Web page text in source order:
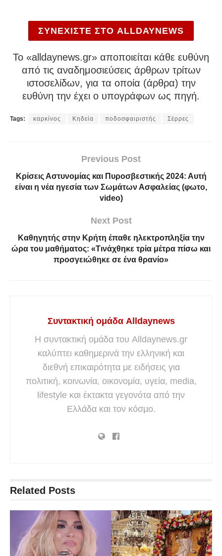
ΣΥΝΕΧΙΣΤΕ ΣΤΟ ALLDAYNEWS
To «alldaynews.gr» αποποιείται κάθε ευθύνη
από τις αναδημοσιεύσεις άρθρων τρίτων
ιστοσελίδων, για τα οποία (άρθρα) την
ευθύνη την έχει ο υπογράφων ως πηγή.
Tags: καρκίνος Κηδεία ποδοσφαιριστής Σέρρες
Previous Post
Κρίσεις Αστυνομίας και Πυροσβεστικής 2024: Αυτή
είναι η νέα ηγεσία των Σωμάτων Ασφαλείας (φωτο,
video)
Next Post
Καθηγητής στην Κρήτη έπαθε ηλεκτροπληξία την
ώρα του μαθήματος: «Tινάχθηκε τρία μέτρα πίσω και
προσγειώθηκε σε ένα θρανίο»
Συντακτική ομάδα Alldaynews
Η συντακτική ομάδα του Alldaynews.gr
καλύπτει καθημερινά την ελληνική και
διεθνή επικαιρότητα με ειδήσεις για
πολιτική, κοινωνία, οικονομία, υγεία, media,
lifestyle και έκτακτα γεγονότα από την
Ελλάδα και τον κόσμο.
Related Posts